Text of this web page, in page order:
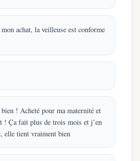
achat, la veilleuse est conforme
! Acheté pour ma maternité et
! Ça fait plus de trois mois et j’en
elle tient vraiment bien